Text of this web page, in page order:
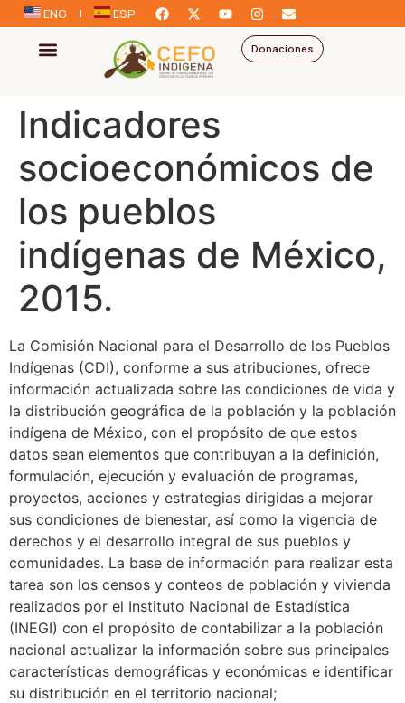
ENG ESP
Donaciones
Indicadores
socioeconómicos de
los pueblos
indígenas de México,
2015.
La Comisión Nacional para el Desarrollo de los Pueblos
Indígenas (CDI), conforme a sus atribuciones, ofrece
información actualizada sobre las condiciones de vida y
la distribución geográfica de la población y la población
indígena de México, con el propósito de que estos
datos sean elementos que contribuyan a la definición,
formulación, ejecución y evaluación de programas,
proyectos, acciones y estrategias dirigidas a mejorar
sus condiciones de bienestar, así como la vigencia de
derechos y el desarrollo integral de sus pueblos y
comunidades. La base de información para realizar esta
tarea son los censos y conteos de población y vivienda
realizados por el Instituto Nacional de Estadística
(INEGI) con el propósito de contabilizar a la población
nacional actualizar la información sobre sus principales
características demográficas y económicas e identificar
su distribución en el territorio nacional;